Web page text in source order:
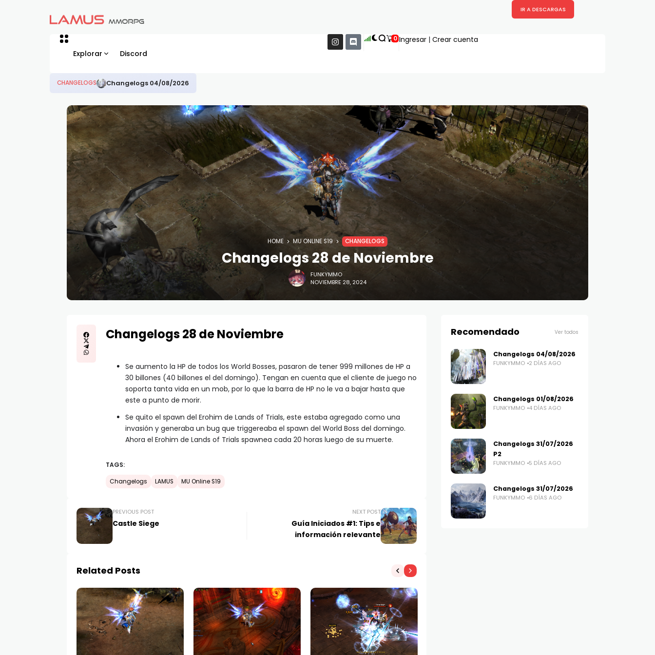
IR A DESCARGAS
Explorar Discord
0 Ingresar |Crear cuenta
CHANGELOGS Changelogs 04/08/2026
HOME MU ONLINE S19 CHANGELOGS
Changelogs 28 de Noviembre
FUNKYMMO
NOVIEMBRE 28, 2024
Changelogs 28 de Noviembre
Se aumento la HP de todos los World Bosses, pasaron de tener 999 millones de HP a
30 billones (40 billones el del domingo). Tengan en cuenta que el cliente de juego no
soporta tanta vida en un mob, por lo que la barra de HP no le va a bajar hasta que
este a punto de morir.
Se quito el spawn del Erohim de Lands of Trials, este estaba agregado como una
invasión y generaba un bug que triggereaba el spawn del World Boss del domingo.
Ahora el Erohim de Lands of Trials spawnea cada 20 horas luego de su muerte.
TAGS:
Changelogs LAMUS MU Online S19
PREVIOUS POST
Castle Siege
NEXT POST
Guía Iniciados #1: Tips e
información relevante
Related Posts
Recomendado Ver todos
Changelogs 04/08/2026
FUNKYMMO 2 DÍAS AGO
Changelogs 01/08/2026
FUNKYMMO 4 DÍAS AGO
Changelogs 31/07/2026
P2
FUNKYMMO 5 DÍAS AGO
Changelogs 31/07/2026
FUNKYMMO 6 DÍAS AGO